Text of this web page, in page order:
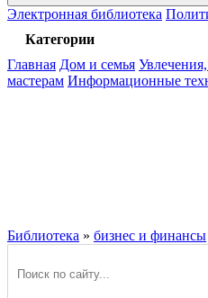
Электронная библиотека
Категории
Главная Дом и семья
мастерам Информационные
Библиотека » бизнес и финансы